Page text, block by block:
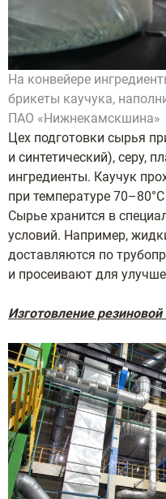
На конвейере
брикеты каучука,
ПАО «Нижнекамскшина»
Цех подготовки сырья
и синтетический), серу,
ингредиенты. Каучук
при температуре
Сырье хранится в
условий. Например,
доставляются по
и просеивают для
Изготовление